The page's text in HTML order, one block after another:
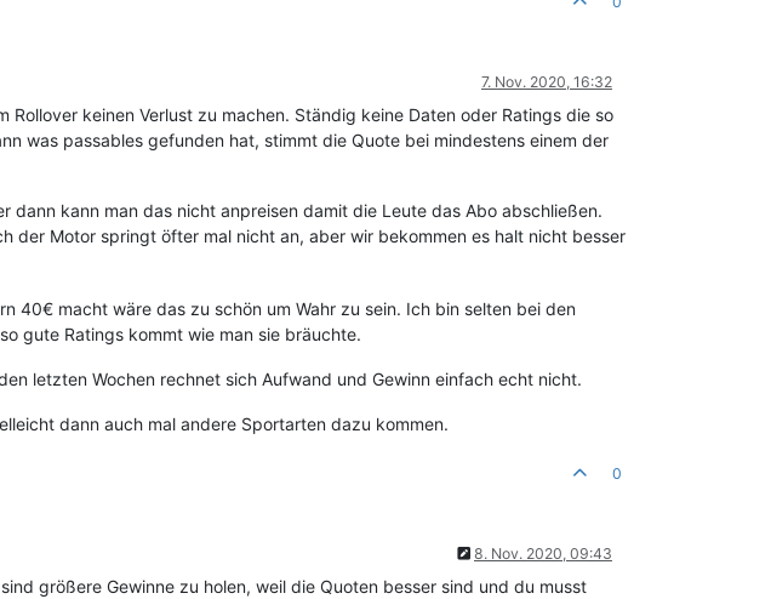
7. Nov. 2020, 16:32
keinen Verlust zu machen. Ständig keine Daten oder Ratings die so
was passables gefunden hat, stimmt die Quote bei mindestens einem der
kann man das nicht anpreisen damit die Leute das Abo abschließen.
der Motor springt öfter mal nicht an, aber wir bekommen es halt nicht besser
40€ macht wäre das zu schön um Wahr zu sein. Ich bin selten bei den
gute Ratings kommt wie man sie bräuchte.
letzten Wochen rechnet sich Aufwand und Gewinn einfach echt nicht.
dann auch mal andere Sportarten dazu kommen.
0
8. Nov. 2020, 09:43
größere Gewinne zu holen, weil die Quoten besser sind und du musst